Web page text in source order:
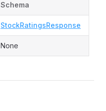
Schema
StockRatingsResponse
None